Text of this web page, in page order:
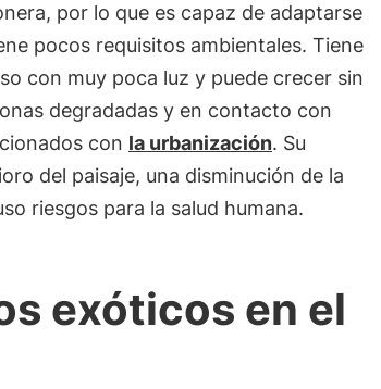
por lo que es capaz de adaptarse
pocos requisitos ambientales. Tiene
con muy poca luz y puede crecer sin
degradadas y en contacto con
con la urbanización. Su
del paisaje, una disminución de la
riesgos para la salud humana.
exóticos en el